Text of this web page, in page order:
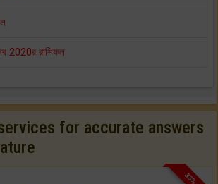
2020র রাশিফল
for accurate answers